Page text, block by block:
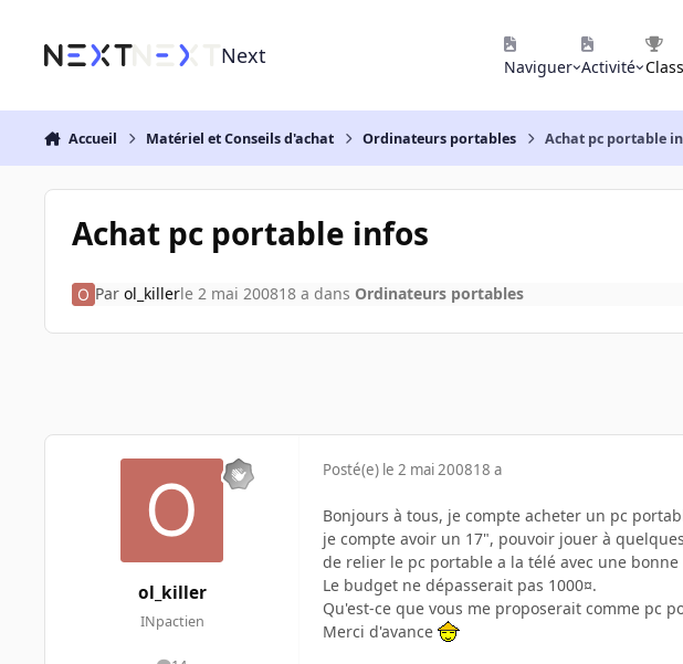
Next Naviguer Activité
Accueil Matériel et Conseils d'achat Ordinateurs portables Achat pc portable
Achat pc portable infos
Par ol_killerle 2 mai 200818 a dans Ordinateurs portables
ol_killer
INpactien
Posté(e) le 2 mai 200818 a
Bonjours à tous, je compte acheter un pc
je compte avoir un 17", pouvoir jouer à
de relier le pc portable a la télé avec une
Le budget ne dépasserait pas 1000¤.
Qu'est-ce que vous me proposerait comme pc
Merci d'avance